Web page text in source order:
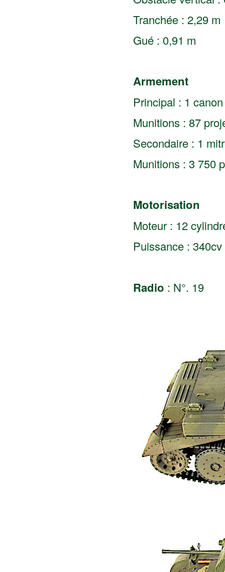
Tranchée : 2,29 m
Gué : 0,91 m
Armement
Principal : 1
Munitions : 87
Secondaire : 1
Munitions : 3 750
Motorisation
Moteur : 12
Puissance :
Radio : N°. 19